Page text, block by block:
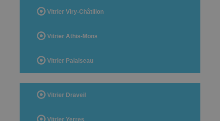
Vitrier Viry-Châtillon
Vitrier Athis-Mons
Vitrier Palaiseau
Vitrier Draveil
Vitrier Yerres